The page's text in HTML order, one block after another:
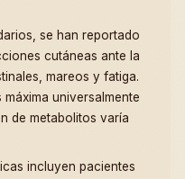
se han reportado
cutáneas ante la
mareos y fatiga.
universalmente
de metabolitos varía
incluyen pacientes